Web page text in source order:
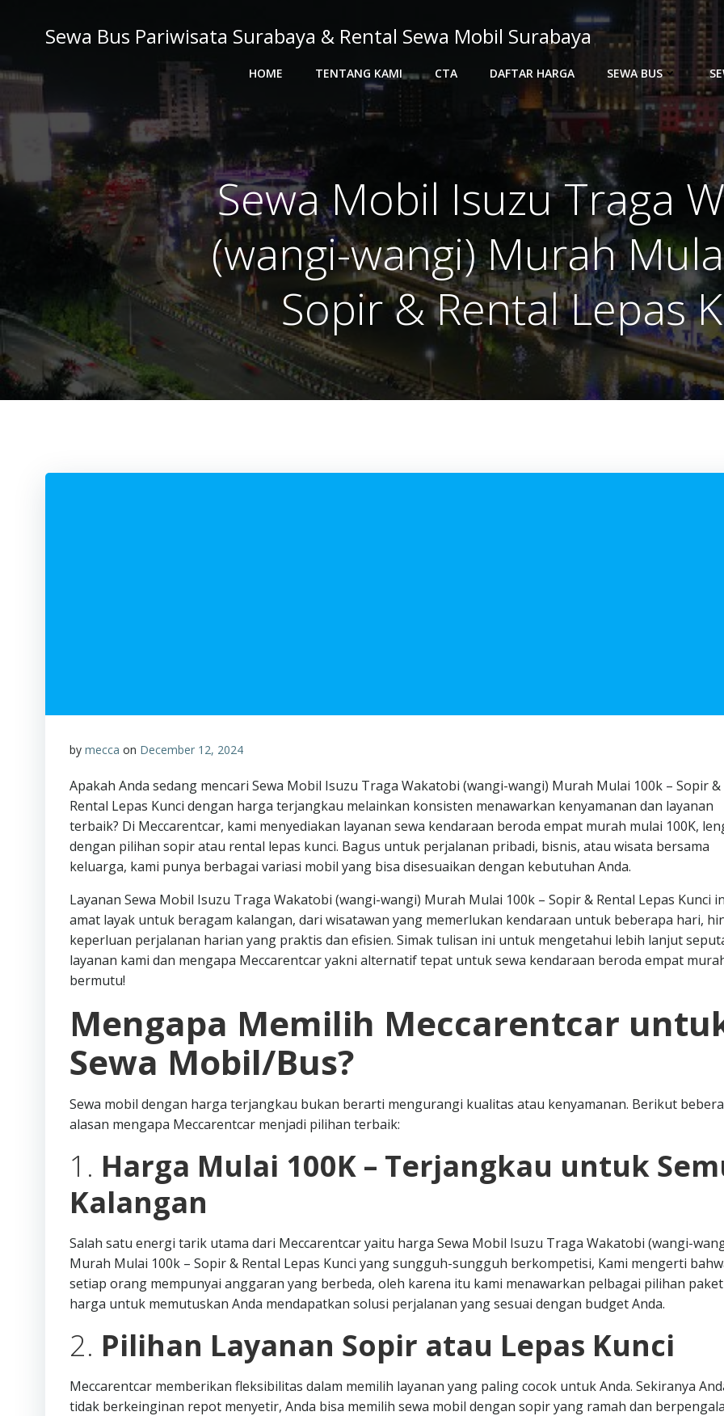
Sewa Bus Pariwisata Surabaya & Rental Sewa Mobil Surabaya
HOME TENTANG KAMI CTA DAFTAR HARGA SEWA BUS
Sewa Mobil Isuzu Traga
(wangi-wangi) Murah
Sopir & Rental Lepas
by mecca on December 12, 2024
Apakah Anda sedang mencari Sewa Mobil Isuzu Traga Wakatobi (wangi-wangi) Murah Mulai 100k – Sopir &
Rental Lepas Kunci dengan harga terjangkau melainkan konsisten menawarkan kenyamanan dan layanan
terbaik? Di Meccarentcar, kami menyediakan layanan sewa kendaraan beroda empat murah mulai 100K,
dengan pilihan sopir atau rental lepas kunci. Bagus untuk perjalanan pribadi, bisnis, atau wisata bersama
keluarga, kami punya berbagai variasi mobil yang bisa disesuaikan dengan kebutuhan Anda.
Layanan Sewa Mobil Isuzu Traga Wakatobi (wangi-wangi) Murah Mulai 100k – Sopir & Rental Lepas Kunci
amat layak untuk beragam kalangan, dari wisatawan yang memerlukan kendaraan untuk beberapa hari,
keperluan perjalanan harian yang praktis dan efisien. Simak tulisan ini untuk mengetahui lebih lanjut
layanan kami dan mengapa Meccarentcar yakni alternatif tepat untuk sewa kendaraan beroda empat
bermutu!
Mengapa Memilih Meccarentcar
Sewa Mobil/Bus?
Sewa mobil dengan harga terjangkau bukan berarti mengurangi kualitas atau kenyamanan. Berikut
alasan mengapa Meccarentcar menjadi pilihan terbaik:
1. Harga Mulai 100K – Terjangkau untuk
Kalangan
Salah satu energi tarik utama dari Meccarentcar yaitu harga Sewa Mobil Isuzu Traga Wakatobi (wangi-
Murah Mulai 100k – Sopir & Rental Lepas Kunci yang sungguh-sungguh berkompetisi, Kami mengerti
setiap orang mempunyai anggaran yang berbeda, oleh karena itu kami menawarkan pelbagai pilihan paket
harga untuk memutuskan Anda mendapatkan solusi perjalanan yang sesuai dengan budget Anda.
2. Pilihan Layanan Sopir atau Lepas Kunci
Meccarentcar memberikan fleksibilitas dalam memilih layanan yang paling cocok untuk Anda. Sekiranya
tidak berkeinginan repot menyetir, Anda bisa memilih sewa mobil dengan sopir yang ramah dan